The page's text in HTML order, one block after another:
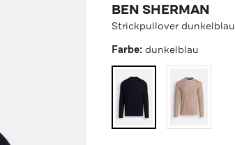
BEN SHERMAN
Strickpullover dunkelblau
Farbe:dunkelblau